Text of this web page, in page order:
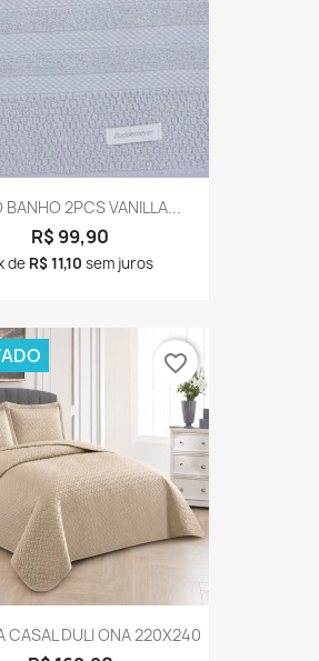
BANHO 2PCS VANILLA...
R$ 99,90
de R$ 11,10 sem juros
CASAL DULI ONA 220X240
favorite_border